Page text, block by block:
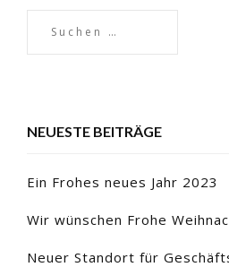
NEUESTE BEITRÄGE
Ein Frohes neues Jahr 2023
Wir wünschen Frohe
Neuer Standort für